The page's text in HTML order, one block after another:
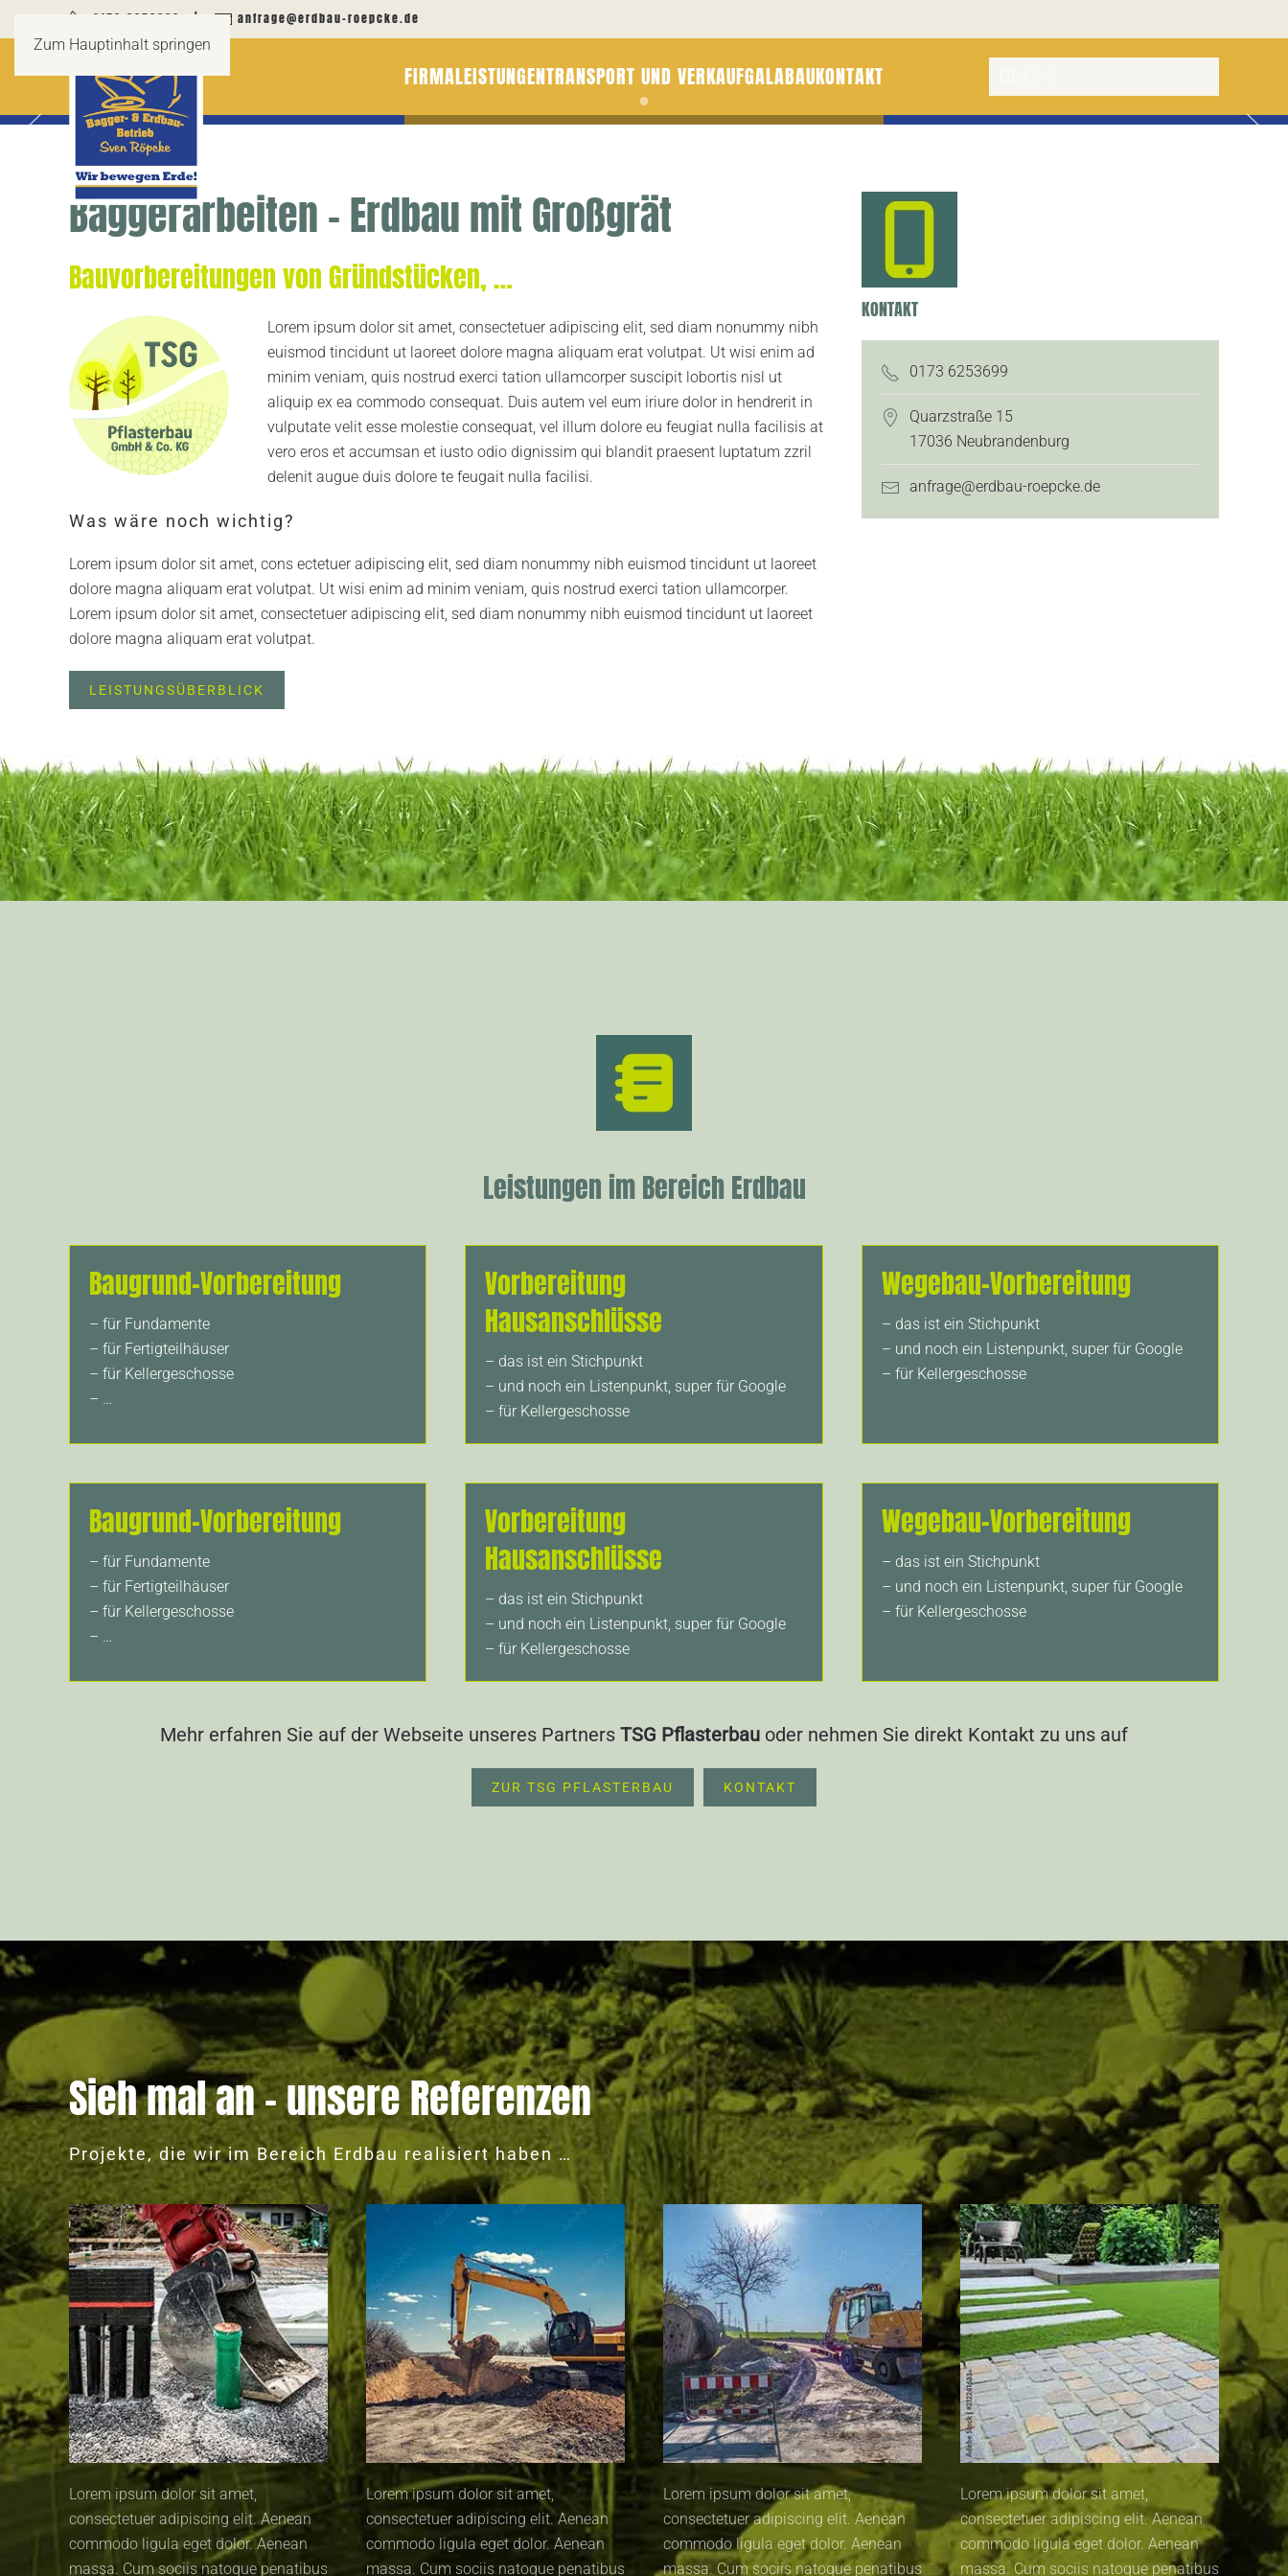
Zum Hauptinhalt springen
0173 6253699 | anfrage@erdbau-roepcke.de
FIRMALEISTUNGENTRANSPORT UND VERKAUFGALABAUKONTAKT
Galabau & Erdbau von Profis
Baggerarbeiten – Erdbau mit Großgrät
Bauvorbereitungen von Gründstücken, …
Lorem ipsum dolor sit amet, consectetuer adipiscing elit, sed diam nonummy nibh
euismod tincidunt ut laoreet dolore magna aliquam erat volutpat. Ut wisi enim ad
minim veniam, quis nostrud exerci tation ullamcorper suscipit lobortis nisl ut
aliquip ex ea commodo consequat. Duis autem vel eum iriure dolor in hendrerit in
vulputate velit esse molestie consequat, vel illum dolore eu feugiat nulla facilisis at
vero eros et accumsan et iusto odio dignissim qui blandit praesent luptatum zzril
delenit augue duis dolore te feugait nulla facilisi.
Was wäre noch wichtig?
Lorem ipsum dolor sit amet, cons ectetuer adipiscing elit, sed diam nonummy nibh euismod tincidunt ut laoreet
dolore magna aliquam erat volutpat. Ut wisi enim ad minim veniam, quis nostrud exerci tation ullamcorper.
Lorem ipsum dolor sit amet, consectetuer adipiscing elit, sed diam nonummy nibh euismod tincidunt ut laoreet
dolore magna aliquam erat volutpat.
LEISTUNGSÜBERBLICK
KONTAKT
0173 6253699
Quarzstraße 15
17036 Neubrandenburg
anfrage@erdbau-roepcke.de
Leistungen im Bereich Erdbau
Baugrund-Vorbereitung
– für Fundamente
– für Fertigteilhäuser
– für Kellergeschosse
– …
Vorbereitung
Hausanschlüsse
– das ist ein Stichpunkt
– und noch ein Listenpunkt, super für Google
– für Kellergeschosse
Wegebau-Vorbereitung
– das ist ein Stichpunkt
– und noch ein Listenpunkt, super für Google
– für Kellergeschosse
Baugrund-Vorbereitung
– für Fundamente
– für Fertigteilhäuser
– für Kellergeschosse
– …
Vorbereitung
Hausanschlüsse
– das ist ein Stichpunkt
– und noch ein Listenpunkt, super für Google
– für Kellergeschosse
Wegebau-Vorbereitung
– das ist ein Stichpunkt
– und noch ein Listenpunkt, super für Google
– für Kellergeschosse
Mehr erfahren Sie auf der Webseite unseres Partners TSG Pflasterbau oder nehmen Sie direkt Kontakt zu uns auf
ZUR TSG PFLASTERBAU KONTAKT
Sieh mal an – unsere Referenzen
Projekte, die wir im Bereich Erdbau realisiert haben …
Lorem ipsum dolor sit amet,
consectetuer adipiscing elit. Aenean
commodo ligula eget dolor. Aenean
massa. Cum sociis natoque penatibus
Lorem ipsum dolor sit amet,
consectetuer adipiscing elit. Aenean
commodo ligula eget dolor. Aenean
massa. Cum sociis natoque penatibus
Lorem ipsum dolor sit amet,
consectetuer adipiscing elit. Aenean
commodo ligula eget dolor. Aenean
massa. Cum sociis natoque penatibus
Lorem ipsum dolor sit amet,
consectetuer adipiscing elit. Aenean
commodo ligula eget dolor. Aenean
massa. Cum sociis natoque penatibus